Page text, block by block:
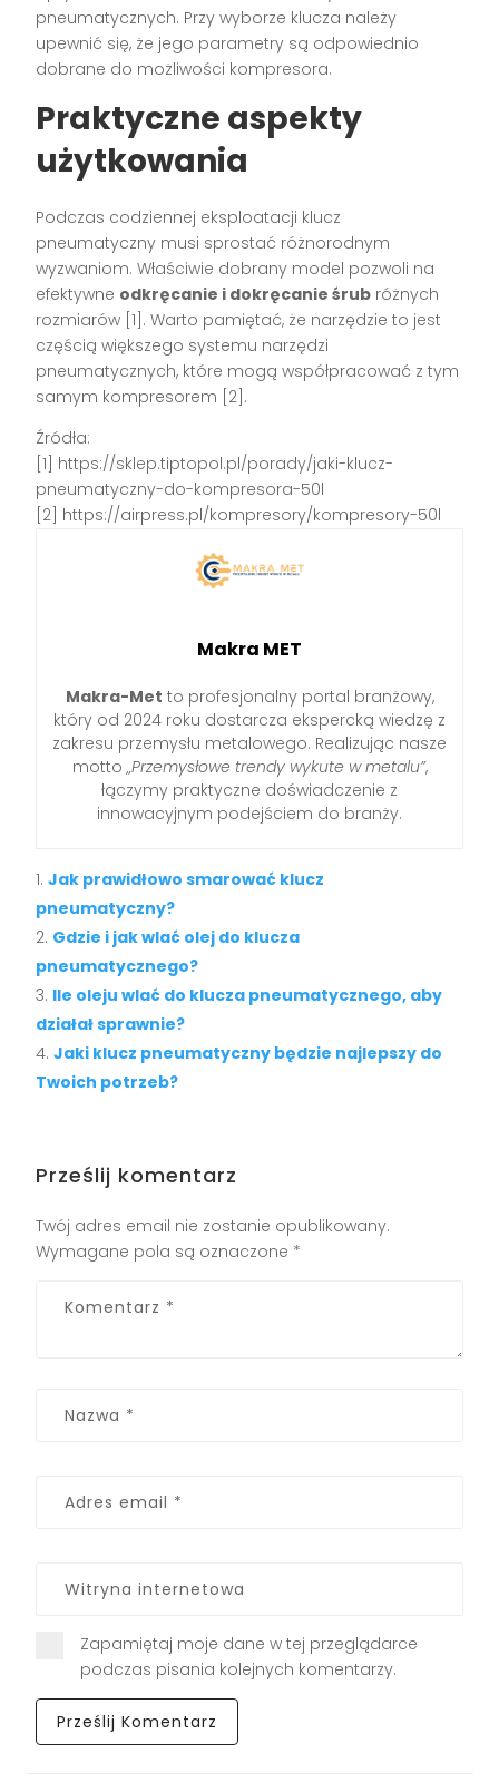
pneumatycznych. Przy wyborze klucza należy
upewnić się, że jego parametry są odpowiednio
dobrane do możliwości kompresora.
Praktyczne aspekty
użytkowania
Podczas codziennej eksploatacji klucz
pneumatyczny musi sprostać różnorodnym
wyzwaniom. Właściwie dobrany model pozwoli na
efektywne odkręcanie i dokręcanie śrub różnych
rozmiarów [1]. Warto pamiętać, że narzędzie to jest
częścią większego systemu narzędzi
pneumatycznych, które mogą współpracować z tym
samym kompresorem [2].
Źródła:
[1] https://sklep.tiptopol.pl/porady/jaki-klucz-
pneumatyczny-do-kompresora-50l
[2] https://airpress.pl/kompresory/kompresory-50l
Makra MET
Makra-Met to profesjonalny portal branżowy,
który od 2024 roku dostarcza ekspercką wiedzę z
zakresu przemysłu metalowego. Realizując nasze
motto„Przemysłowe trendy wykute w metalu”,
łączymy praktyczne doświadczenie z
innowacyjnym podejściem do branży.
Jak prawidłowo smarować klucz
pneumatyczny?
Gdzie i jak wlać olej do klucza
pneumatycznego?
Ile oleju wlać do klucza pneumatycznego, aby
działał sprawnie?
Jaki klucz pneumatyczny będzie najlepszy do
Twoich potrzeb?
Prześlij komentarz
Twój adres email nie zostanie opublikowany.
Wymagane pola są oznaczone *
Zapamiętaj moje dane w tej przeglądarce
podczas pisania kolejnych komentarzy.